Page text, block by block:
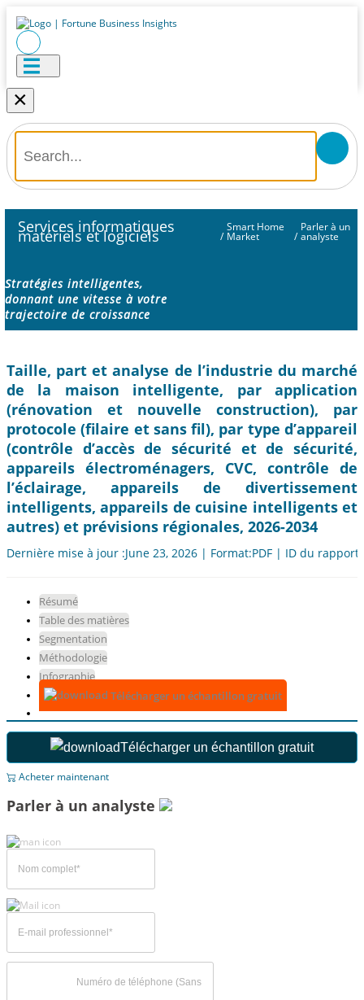
×
Services informatiques
matériels et logiciels /
Smart Home
Market /
Parler à un
analyste
Stratégies intelligentes,
donnant une vitesse à votre
trajectoire de croissance
Taille, part et analyse de l’industrie du marché
de la maison intelligente, par application
(rénovation et nouvelle construction), par
protocole (filaire et sans fil), par type d’appareil
(contrôle d’accès de sécurité et de sécurité,
appareils électroménagers, CVC, contrôle de
l’éclairage, appareils de divertissement
intelligents, appareils de cuisine intelligents et
autres) et prévisions régionales, 2026-2034
Dernière mise à jour :June 23, 2026 | Format:PDF | ID du
Résumé
Table des matières
Segmentation
Méthodologie
Infographie
Télécharger un échantillon gratuit
Télécharger un échantillon gratuit
Acheter maintenant
Parler à un analyste